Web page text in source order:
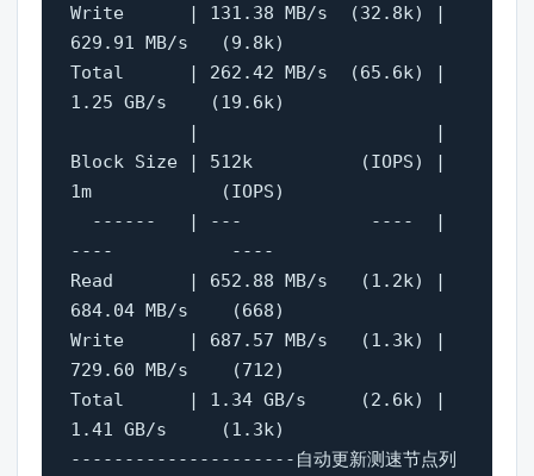
Write      | 131.38 MB/s  (32.8k) |
629.91 MB/s   (9.8k)
Total      | 262.42 MB/s  (65.6k) |
1.25 GB/s    (19.6k)
Block Size | 512k          (IOPS) |
1m            (IOPS)
----           ----
Read       | 652.88 MB/s   (1.2k) |
684.04 MB/s    (668)
Write      | 687.57 MB/s   (1.3k) |
729.60 MB/s    (712)
Total      | 1.34 GB/s     (2.6k) |
1.41 GB/s     (1.3k)
---------------------自动更新测速节点列